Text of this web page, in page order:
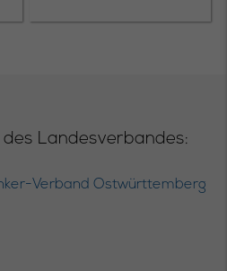
des Landesverbandes:
Verband Ostwürttemberg